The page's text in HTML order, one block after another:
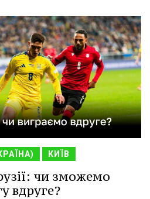
КИЇВ
чи зможемо
вдруге?